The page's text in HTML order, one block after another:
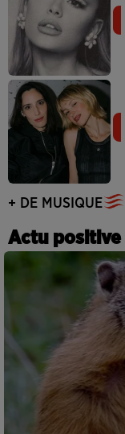
+ DE MUSIQUE
Actu positive